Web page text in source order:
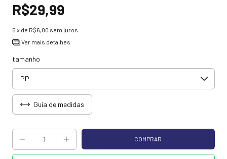
R$29,99
5 x de R$6,00 sem juros
Ver mais detalhes
tamanho
Guia de medidas